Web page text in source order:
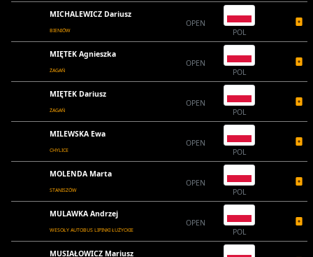
MICHALEWICZ Dariusz
BIENIÓW
OPEN
POL
MIĘTEK Agnieszka
ŻAGAŃ
OPEN
POL
MIĘTEK Dariusz
ŻAGAŃ
OPEN
POL
MILEWSKA Ewa
CHYLICE
OPEN
POL
MOLENDA Marta
STANISZÓW
OPEN
POL
MULAWKA Andrzej
WESOŁY AUTOBUS LIPINKI ŁUŻYCKIE
OPEN
POL
MUSIAŁOWICZ Mariusz